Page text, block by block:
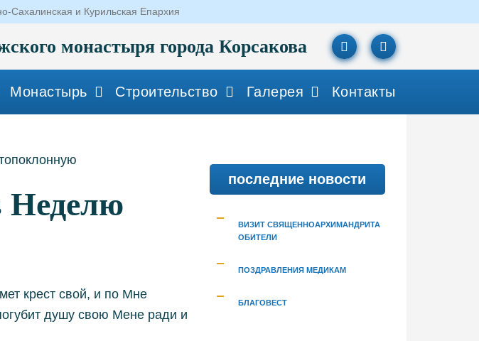
Сахалинская и Курильская Епархия
монастыря города Корсакова
Монастырь Строительство Галерея Контакты
Неделю
крест свой, и по Мне
душу свою Мене ради и
последние новости
ВИЗИТ СВЯЩЕННОАРХИМАНДРИТА
ОБИТЕЛИ
ПОЗДРАВЛЕНИЯ МЕДИКАМ
БЛАГОВЕСТ